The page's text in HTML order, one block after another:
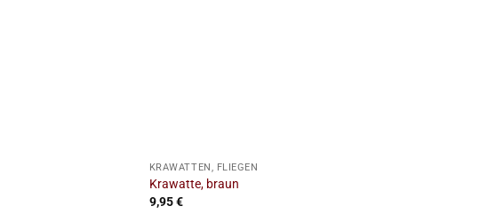
KRAWATTEN, FLIEGEN
Krawatte, braun
9,95€